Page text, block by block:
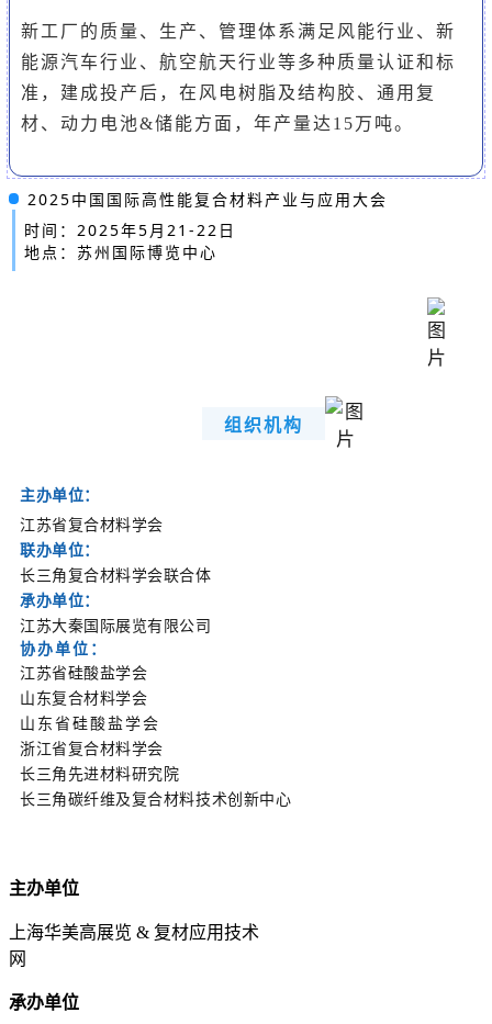
新工厂的质量、生产、管理体系满足风能行业、新
能源汽车行业、航空航天行业等多种质量认证和标
准，建成投产后，在风电树脂及结构胶、通用复
材、动力电池&储能方面，年产量达15万吨。
2025中国国际高性能复合材料产业与应用大会
时间：2025年5月21-22日
地点：苏州国际博览中心
组织机构
主办单位：
江苏省复合材料学会
联办单位：
长三角复合材料学会联合体
承办单位：
江苏大秦国际展览有限公司
协办单位：
江苏省硅酸盐学会
山东复合材料学会
山东省硅酸盐学会
浙江省复合材料学会
长三角先进材料研究院
长三角碳纤维及复合材料技术创新中心
主办单位
上海华美高展览 & 复材应用技术
网
承办单位